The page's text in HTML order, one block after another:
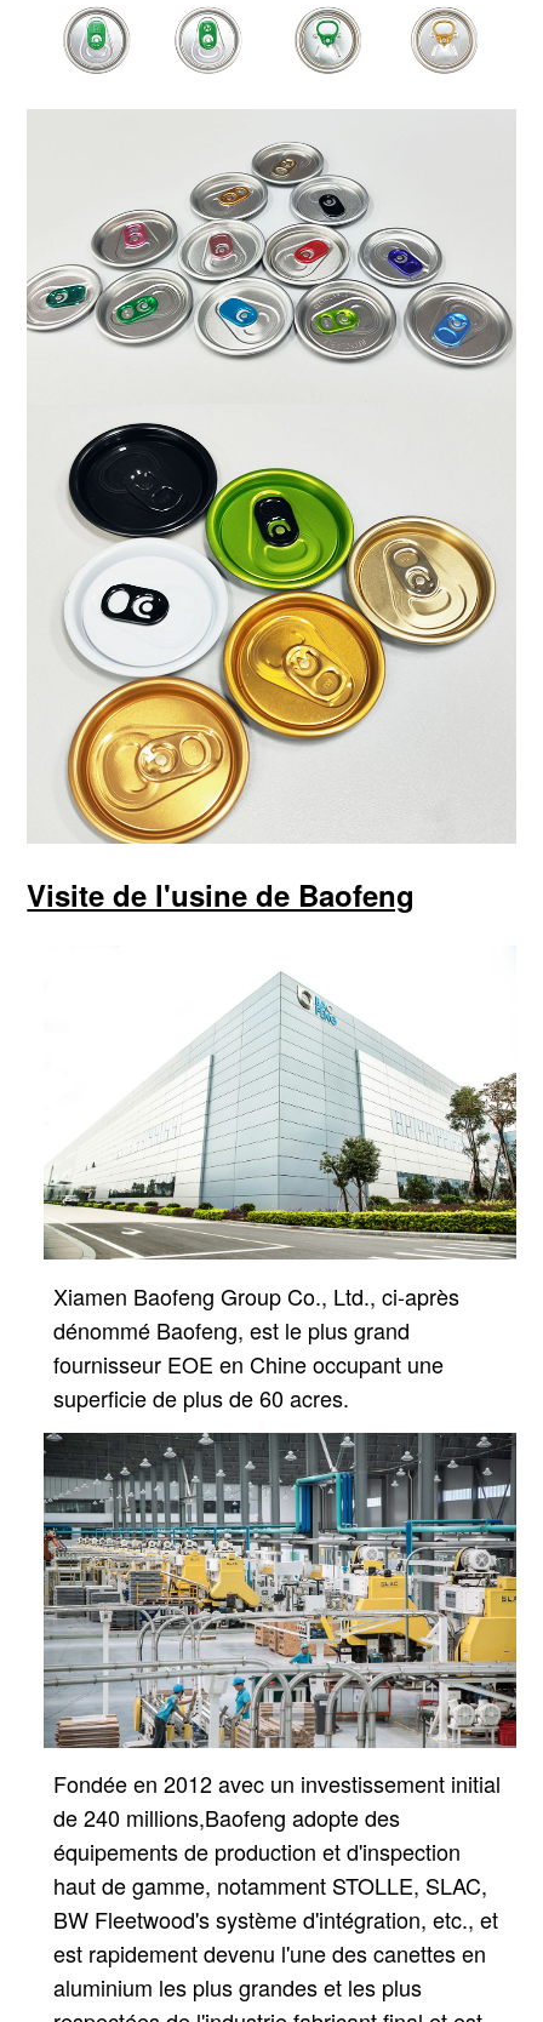
Visite de l'usine de Baofeng
Xiamen Baofeng Group Co., Ltd., ci-après
dénommé Baofeng, est le plus grand
fournisseur EOE en Chineoccupant une
superficie de plus de 60 acres.
Fondée en 2012 avec un investissement initial
de 240 millions,Baofeng adopte des
équipements de production et d'inspection
haut de gamme, notamment STOLLE, SLAC,
BW Fleetwood'ssystème d'intégration, etc., et
est rapidement devenu l'une des canettes en
aluminium les plus grandes et les plus